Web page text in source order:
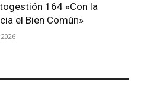
164 «Con la
el Bien Común»